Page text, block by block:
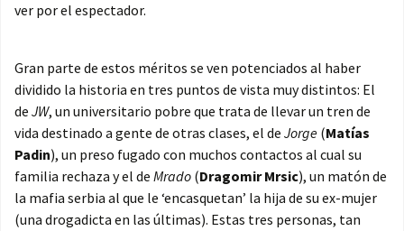
ver por el espectador.
Gran parte de estos méritos se ven potenciados al haber
dividido la historia en tres puntos de vista muy distintos: El
de JW, un universitario pobre que trata de llevar un tren de
vida destinado a gente de otras clases, el de Jorge (Matías
Padin), un preso fugado con muchos contactos al cual su
familia rechaza y el de Mrado (Dragomir Mrsic), un matón de
la mafia serbia al que le ‘encasquetan’ la hija de su ex-mujer
(una drogadicta en las últimas). Estas tres personas, tan